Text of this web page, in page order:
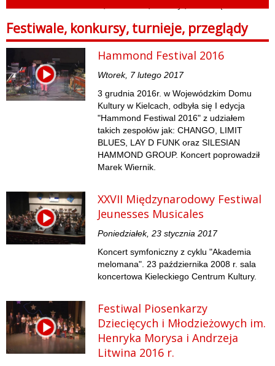
Festiwale, konkursy, turnieje, przeglądy
Hammond Festival 2016
Wtorek, 7 lutego 2017
3 grudnia 2016r. w Wojewódzkim Domu
Kultury w Kielcach, odbyła się I edycja
"Hammond Festiwal 2016" z udziałem
takich zespołów jak: CHANGO, LIMIT
BLUES, LAY D FUNK oraz SILESIAN
HAMMOND GROUP. Koncert poprowadził
Marek Wiernik.
XXVII Międzynarodowy Festiwal
Jeunesses Musicales
Poniedziałek, 23 stycznia 2017
Koncert symfoniczny z cyklu "Akademia
melomana". 23 października 2008 r. sala
koncertowa Kieleckiego Centrum Kultury.
Festiwal Piosenkarzy
Dziecięcych i Młodzieżowych im.
Henryka Morysa i Andrzeja
Litwina 2016 r.